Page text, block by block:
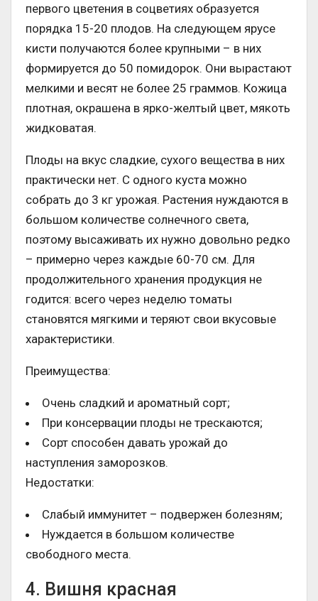
первого цветения в соцветиях образуется
порядка 15-20 плодов. На следующем ярусе
кисти получаются более крупными – в них
формируется до 50 помидорок. Они вырастают
мелкими и весят не более 25 граммов. Кожица
плотная, окрашена в ярко-желтый цвет, мякоть
жидковатая.
Плоды на вкус сладкие, сухого вещества в них
практически нет. С одного куста можно
собрать до 3 кг урожая. Растения нуждаются в
большом количестве солнечного света,
поэтому высаживать их нужно довольно редко
– примерно через каждые 60-70 см. Для
продолжительного хранения продукция не
годится: всего через неделю томаты
становятся мягкими и теряют свои вкусовые
характеристики.
Преимущества:
Очень сладкий и ароматный сорт;
При консервации плоды не трескаются;
Сорт способен давать урожай до
наступления заморозков.
Недостатки:
Слабый иммунитет – подвержен болезням;
Нуждается в большом количестве
свободного места.
4. Вишня красная